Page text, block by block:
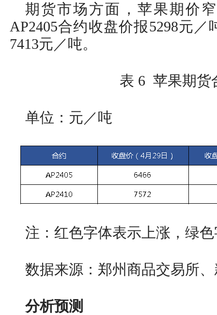
期货市场方面，苹果期价
AP2405合约收盘价报5298元／
7413元／吨。
表 6 苹果期货
单位：元／吨
注：红色字体表示上涨，绿
数据来源：郑州商品交易所
分析预测